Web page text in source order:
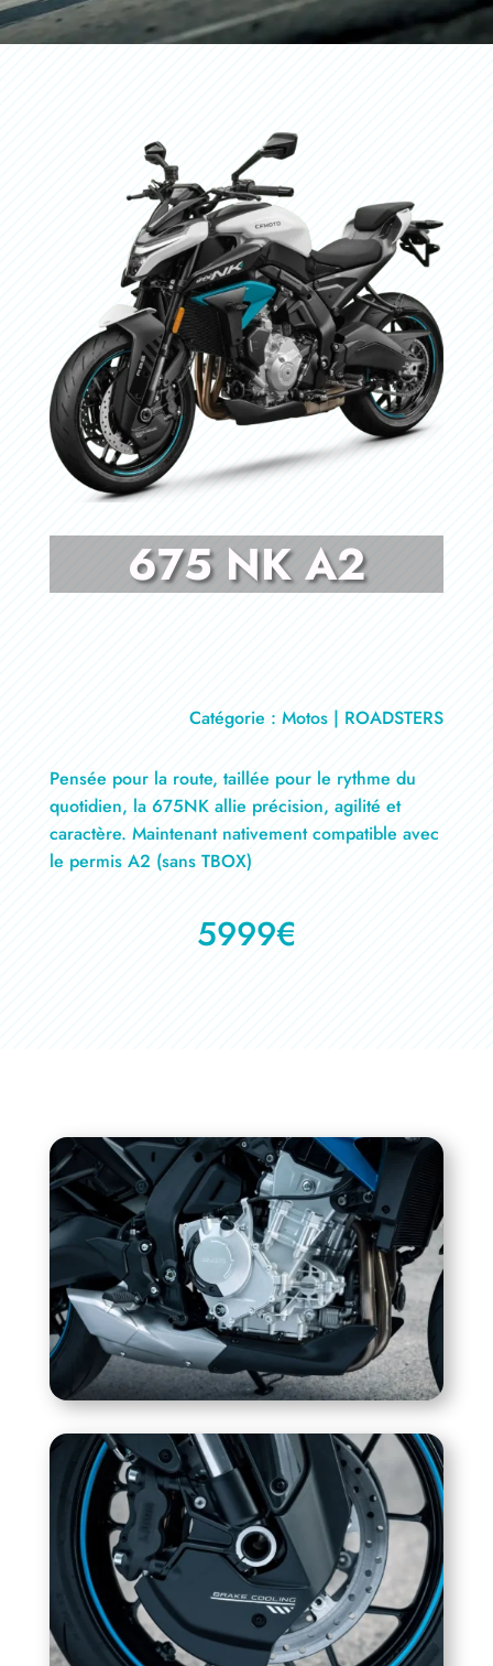
675 NK A2
Catégorie : Motos | ROADSTERS
Pensée pour la route, taillée pour le rythme du
quotidien, la 675NK allie précision, agilité et
caractère. Maintenant nativement compatible avec
le permis A2 (sans TBOX)
5999€